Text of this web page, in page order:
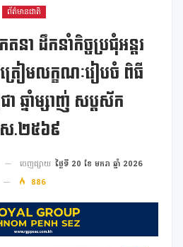
ព័ត៌មានជាតិ
ា ដឹកនាំកិច្ចប្រជុំអន្តរ
រៀមលក្ខណៈរៀបចំ ពិធី
ឆ្នាំម្សាញ់ សប្តស័ក
.២៥៦៩
ចេញផ្សាយ ថ្ងៃទី 20 ខែ មករា ឆ្នាំ 2026
886